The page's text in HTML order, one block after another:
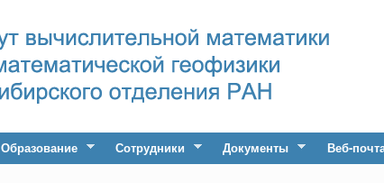
Образование Сотрудники Документы Веб-